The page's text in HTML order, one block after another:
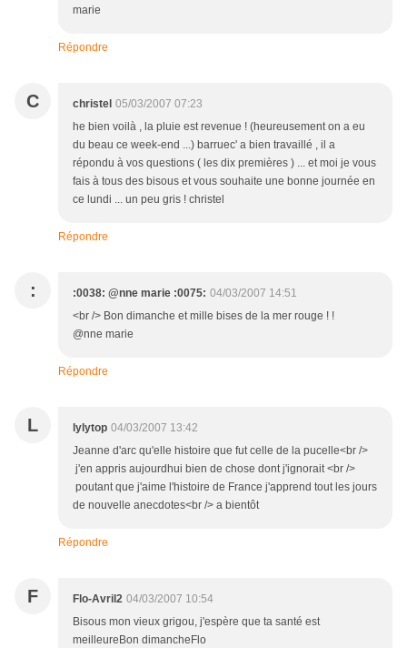
marie
Répondre
C christel 05/03/2007 07:23
he bien voilà , la pluie est revenue ! (heureusement on a eu
du beau ce week-end ...) barruec' a bien travaillé , il a
répondu à vos questions ( les dix premières ) ... et moi je vous
fais à tous des bisous et vous souhaite une bonne journée en
ce lundi ... un peu gris ! christel
Répondre
: :0038: @nne marie :0075: 04/03/2007 14:51
<br /> Bon dimanche et mille bises de la mer rouge ! !
@nne marie
Répondre
L lylytop 04/03/2007 13:42
Jeanne d'arc qu'elle histoire que fut celle de la pucelle<br />
j'en appris aujourdhui bien de chose dont j'ignorait <br />
poutant que j'aime l'histoire de France j'apprend tout les jours
de nouvelle anecdotes<br /> a bientôt
Répondre
F Flo-Avril2 04/03/2007 10:54
Bisous mon vieux grigou, j'espère que ta santé est
meilleureBon dimancheFlo